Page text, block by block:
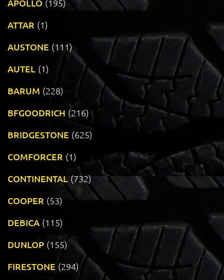
APOLLO (195)
ATTAR (1)
AUSTONE (111)
AUTEL (1)
BARUM (228)
BFGOODRICH (216)
BRIDGESTONE (625)
COMFORCER (1)
CONTINENTAL (732)
COOPER (53)
DEBICA (115)
DUNLOP (155)
FIRESTONE (294)